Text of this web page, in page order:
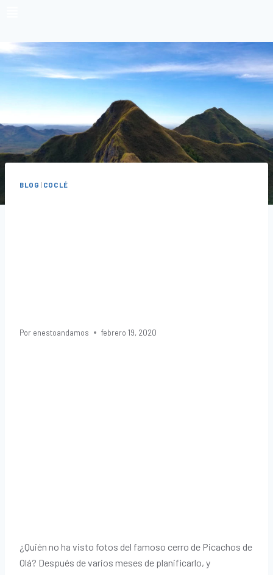
BLOG | COCLÉ
Por enestoandamos febrero 19, 2020
¿Quién no ha visto fotos del famoso cerro de Picachos de
Olá? Después de varios meses de planificarlo, y